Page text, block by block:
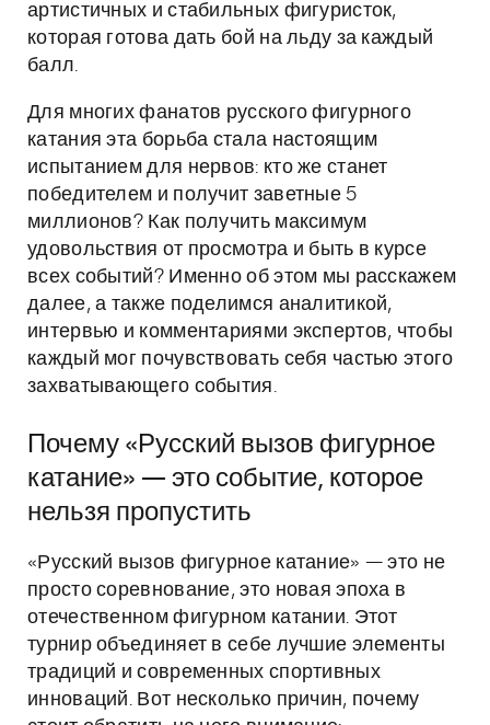
артистичных и стабильных фигуристок,
которая готова дать бой на льду за каждый
балл.
Для многих фанатов русского фигурного
катания эта борьба стала настоящим
испытанием для нервов: кто же станет
победителем и получит заветные 5
миллионов? Как получить максимум
удовольствия от просмотра и быть в курсе
всех событий? Именно об этом мы расскажем
далее, а также поделимся аналитикой,
интервью и комментариями экспертов, чтобы
каждый мог почувствовать себя частью этого
захватывающего события.
Почему «Русский вызов фигурное
катание» — это событие, которое
нельзя пропустить
«Русский вызов фигурное катание» — это не
просто соревнование, это новая эпоха в
отечественном фигурном катании. Этот
турнир объединяет в себе лучшие элементы
традиций и современных спортивных
инноваций. Вот несколько причин, почему